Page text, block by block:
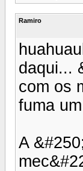
Ramiro
daqui...
com os
fuma
A